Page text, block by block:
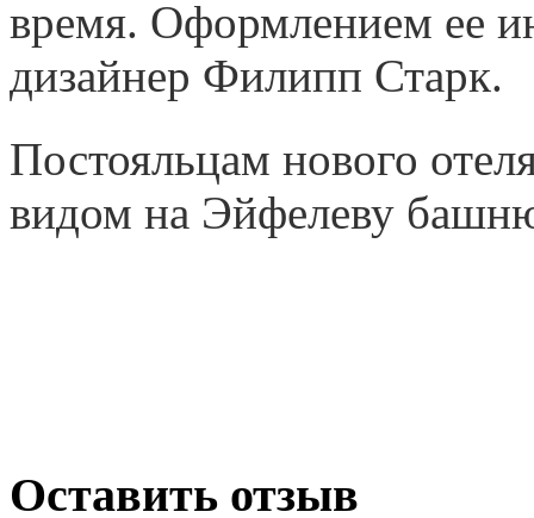
время. Оформлением ее
дизайнер Филипп Старк.
Постояльцам нового
видом на Эйфелеву
Оставить отзыв